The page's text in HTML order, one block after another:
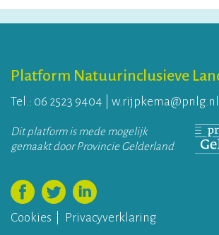
Platform Natuurinclusieve
Tel.: 06 2523 9404 w.rijpkema@pnlg.nl
Dit platform is mede mogelijk
gemaakt door Provincie Gelderland
Volg ons op Facebook
Volg ons op Twitter
Cookies Privacyverklaring